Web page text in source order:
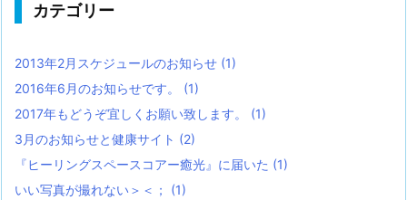
カテゴリー
2013年2月スケジュールのお知らせ (1)
2016年6月のお知らせです。 (1)
2017年もどうぞ宜しくお願い致します。 (1)
3月のお知らせと健康サイト (2)
『ヒーリングスペースコアー癒光』に届いた (1)
いい写真が撮れない＞＜； (1)